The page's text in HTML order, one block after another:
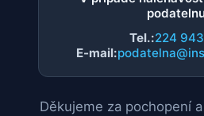
Tel.:224 943
E-mail:
Děkujeme za pochopení